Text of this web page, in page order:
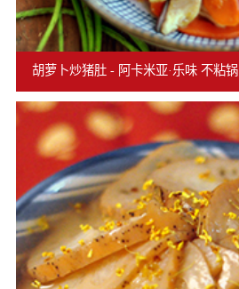
胡萝卜炒猪肚 - 阿卡米亚·乐味 不粘锅